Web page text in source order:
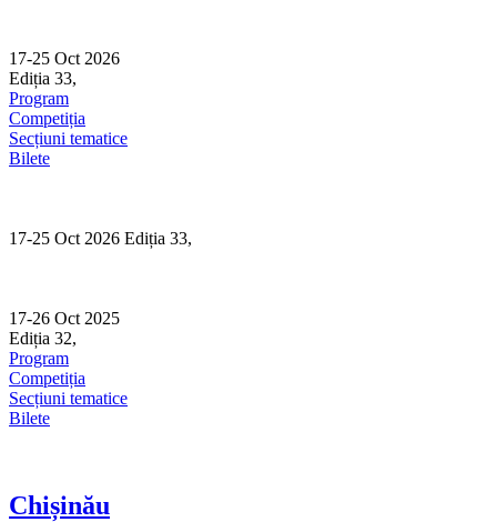
content
17-25 Oct 2026
Ediția 33,
Program
Competiția
Secțiuni tematice
Bilete
17-25 Oct 2026 Ediția 33,
17-26 Oct 2025
Ediția 32,
Program
Competiția
Secțiuni tematice
Bilete
Chișinău